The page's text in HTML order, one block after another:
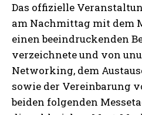
Das offizielle
am Nachmittag mit dem
einen beeindruckenden
verzeichnete und von
Networking, dem
sowie der Vereinbarung
beiden folgenden